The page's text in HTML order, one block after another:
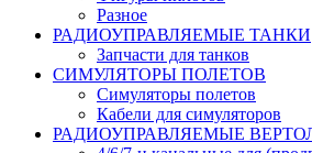
Разное
РАДИОУПРАВЛЯЕМЫЕ ТАНКИ
Запчасти для танков
СИМУЛЯТОРЫ ПОЛЕТОВ
Симуляторы полетов
Кабели для симуляторов
РАДИОУПРАВЛЯЕМЫЕ